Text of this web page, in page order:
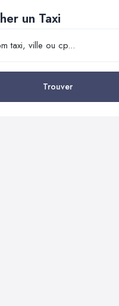
un Taxi
Trouver